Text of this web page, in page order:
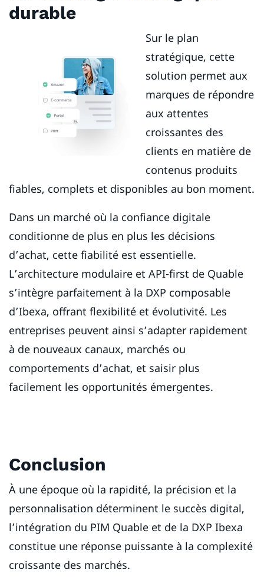
durable
Sur le plan
stratégique, cette
solution permet aux
marques de répondre
aux attentes
croissantes des
clients en matière de
contenus produits
fiables, complets et disponibles au bon moment.
Dans un marché où la confiance digitale
conditionne de plus en plus les décisions
d’achat, cette fiabilité est essentielle.
L’architecture modulaire et API-first de Quable
s’intègre parfaitement à la DXP composable
d’Ibexa, offrant flexibilité et évolutivité. Les
entreprises peuvent ainsi s’adapter rapidement
à de nouveaux canaux, marchés ou
comportements d’achat, et saisir plus
facilement les opportunités émergentes.
Conclusion
À une époque où la rapidité, la précision et la
personnalisation déterminent le succès digital,
l’intégration du PIM Quable et de la DXP Ibexa
constitue une réponse puissante à la complexité
croissante des marchés.